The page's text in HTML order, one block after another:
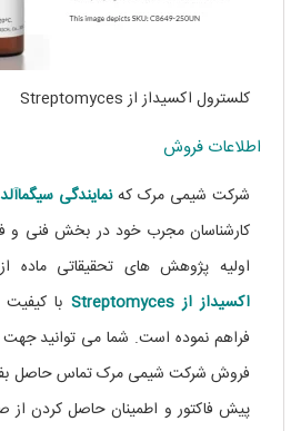
کلسترول اکسیداز از Streptomyces
اطلاعات فروش
شرکت شیمی مرک کهنمایندگی
کارشناسان مجرب خود در بخش فنی و
اولیه پژوهش های تحقیقاتی ماده
اکسیداز از Streptomyces
با
فراهم نموده است. شما می توانید
فروش شرکت شیمی مرک تماس حاصل